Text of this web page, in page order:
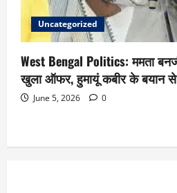
Uncategorized
West Bengal Politics: ममता
खुला ऑफर, हुमायूं कबीर के बयान
June 5, 2026 0